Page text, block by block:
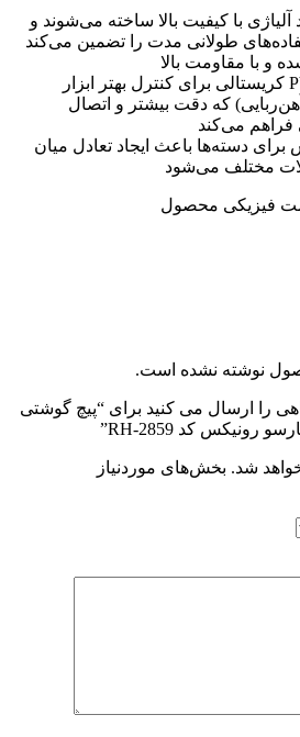
با کیفیت بالا ساخته می‌شوند و
طولانی مدت را تضمین می‌کند
و با مقاومت بالا
که دقت بیشتر و اتصال
فراهم می‌کند
دسته‌ها باعث ایجاد تعادل میان
مختلف می‌شود
فیزیکی محصول
نوشته نشده است.
را ارسال می کنید برای “پیچ گوشتی
شد. بخش‌های موردنیاز